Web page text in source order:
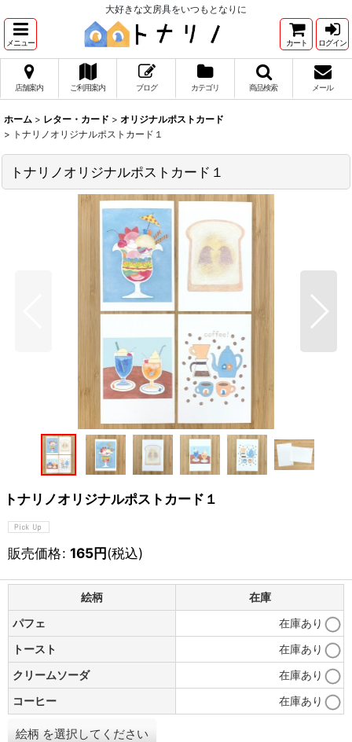
大好きな文房具をいつもとなりに
メニュー カート ログイン
店舗案内 ご利用案内 ブログ カテゴリ 商品検索 メール
ホーム > レター・カード > オリジナルポストカード
> トナリノオリジナルポストカード１
トナリノオリジナルポストカード１
トナリノオリジナルポストカード１
販売価格: 165円(税込)
絵柄
在庫
パフェ
在庫あり
トースト
在庫あり
クリームソーダ
在庫あり
コーヒー
在庫あり
絵柄 を選択してください